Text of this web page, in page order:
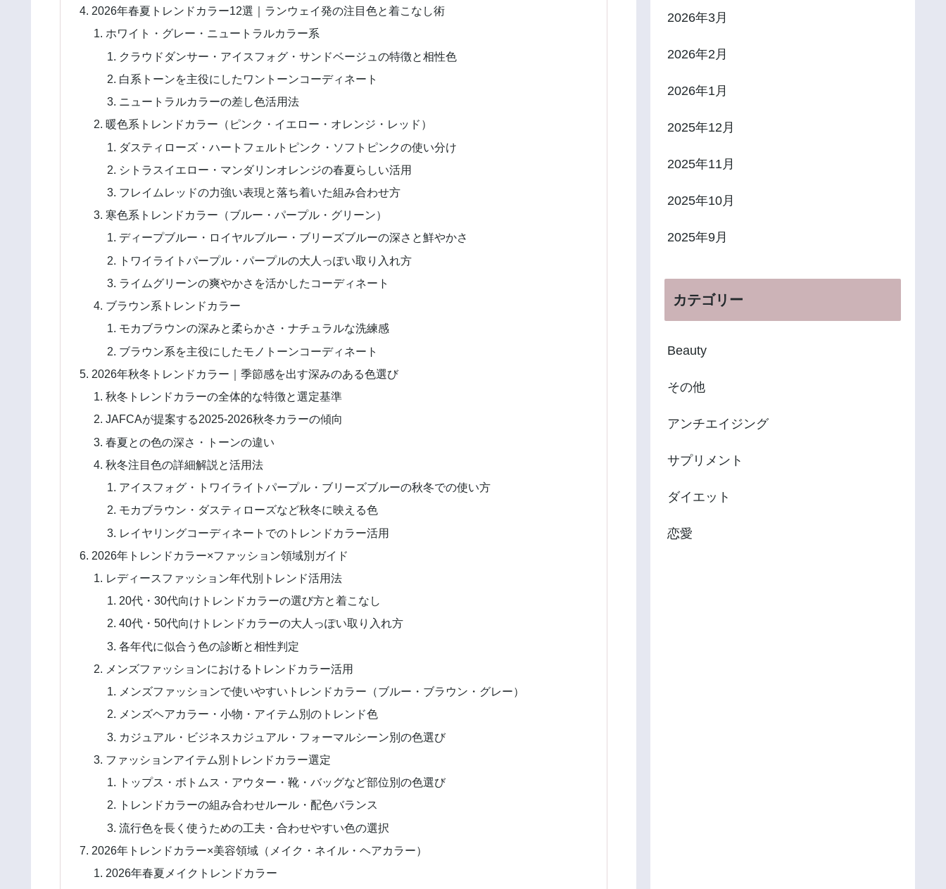
2026年春夏トレンドカラー12選｜ランウェイ発の注目色と着こなし術
ホワイト・グレー・ニュートラルカラー系
クラウドダンサー・アイスフォグ・サンドベージュの特徴と相性色
白系トーンを主役にしたワントーンコーディネート
ニュートラルカラーの差し色活用法
暖色系トレンドカラー（ピンク・イエロー・オレンジ・レッド）
ダスティローズ・ハートフェルトピンク・ソフトピンクの使い分け
シトラスイエロー・マンダリンオレンジの春夏らしい活用
フレイムレッドの力強い表現と落ち着いた組み合わせ方
寒色系トレンドカラー（ブルー・パープル・グリーン）
ディープブルー・ロイヤルブルー・ブリーズブルーの深さと鮮やかさ
トワイライトパープル・パープルの大人っぽい取り入れ方
ライムグリーンの爽やかさを活かしたコーディネート
ブラウン系トレンドカラー
モカブラウンの深みと柔らかさ・ナチュラルな洗練感
ブラウン系を主役にしたモノトーンコーディネート
2026年秋冬トレンドカラー｜季節感を出す深みのある色選び
秋冬トレンドカラーの全体的な特徴と選定基準
JAFCAが提案する2025-2026秋冬カラーの傾向
春夏との色の深さ・トーンの違い
秋冬注目色の詳細解説と活用法
アイスフォグ・トワイライトパープル・ブリーズブルーの秋冬での使い方
モカブラウン・ダスティローズなど秋冬に映える色
レイヤリングコーディネートでのトレンドカラー活用
2026年トレンドカラー×ファッション領域別ガイド
レディースファッション年代別トレンド活用法
20代・30代向けトレンドカラーの選び方と着こなし
40代・50代向けトレンドカラーの大人っぽい取り入れ方
各年代に似合う色の診断と相性判定
メンズファッションにおけるトレンドカラー活用
メンズファッションで使いやすいトレンドカラー（ブルー・ブラウン・グレー）
メンズヘアカラー・小物・アイテム別のトレンド色
カジュアル・ビジネスカジュアル・フォーマルシーン別の色選び
ファッションアイテム別トレンドカラー選定
トップス・ボトムス・アウター・靴・バッグなど部位別の色選び
トレンドカラーの組み合わせルール・配色バランス
流行色を長く使うための工夫・合わせやすい色の選択
2026年トレンドカラー×美容領域（メイク・ネイル・ヘアカラー）
2026年春夏メイクトレンドカラー
2026年3月
2026年2月
2026年1月
2025年12月
2025年11月
2025年10月
2025年9月
カテゴリー
Beauty
その他
アンチエイジング
サプリメント
ダイエット
恋愛